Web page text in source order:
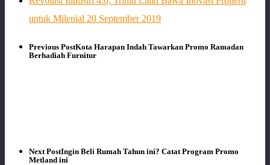
untuk Milenial 20 September 2019
Previous PostKota Harapan Indah Tawarkan Promo Ramadan
Berhadiah Furnitur
Next PostIngin Beli Rumah Tahun ini? Catat Program Promo
Metland ini